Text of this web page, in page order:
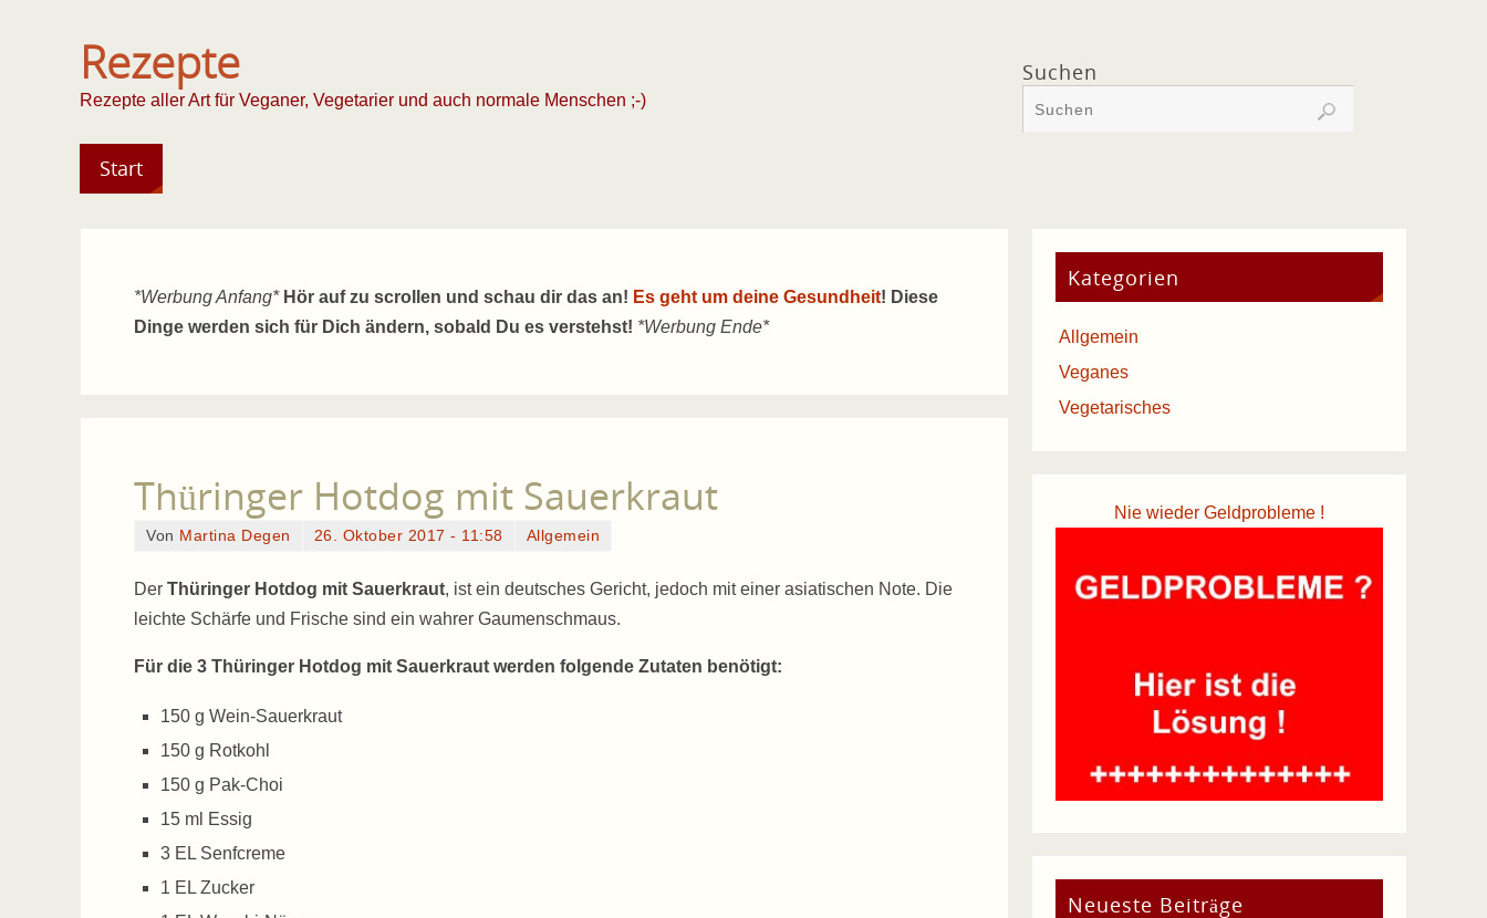
Rezepte
Rezepte aller Art für Veganer, Vegetarier und auch normale Menschen ;-)
Suchen
Start
*Werbung Anfang* Hör auf zu scrollen und schau dir das an! Es geht um deine Gesundheit! Diese
Dinge werden sich für Dich ändern, sobald Du es verstehst! *Werbung Ende*
Thüringer Hotdog mit Sauerkraut
Von Martina Degen 26. Oktober 2017 - 11:58 Allgemein
Der Thüringer Hotdog mit Sauerkraut, ist ein deutsches Gericht, jedoch mit einer asiatischen Note. Die
leichte Schärfe und Frische sind ein wahrer Gaumenschmaus.
Für die 3 Thüringer Hotdog mit Sauerkraut werden folgende Zutaten benötigt:
150 g Wein-Sauerkraut
150 g Rotkohl
150 g Pak-Choi
15 ml Essig
3 EL Senfcreme
1 EL Zucker
Kategorien
Allgemein
Veganes
Vegetarisches
Nie wieder Geldprobleme !
Neueste Beiträge